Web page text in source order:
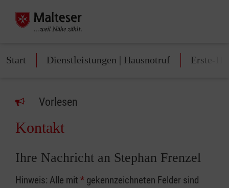
Start Dienstleistungen | Hausnotruf Erste-
Vorlesen
Kontakt
Ihre Nachricht an Stephan Frenzel
Hinweis: Alle mit * gekennzeichneten Felder sind